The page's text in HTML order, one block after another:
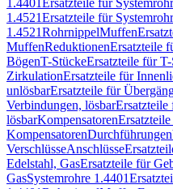
1.4401Ersatzteile für
1.4521Ersatzteile für
1.4521RohrnippelMuffen
MuffenReduktionenErsatzteile
BögenT-StückeErsatzteile für
ZirkulationErsatzteile für
unlösbarErsatzteile für
Verbindungen, lösbarErsatzteile
lösbarKompensatoren
KompensatorenDurchführungen
VerschlüsseAnschlüsse
Edelstahl, GasErsatzteile für
GasSystemrohre 1.4401